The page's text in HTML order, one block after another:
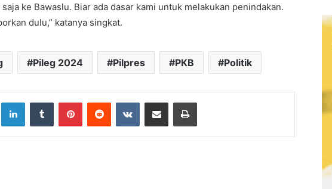
ke Bawaslu. Biar ada dasar kami untuk melakukan penindakan.
dulu,” katanya singkat.
Pileg 2024 Pilpres PKB Politik
LinkedInTumblr PinterestReddit VKontakteShare via Email Print